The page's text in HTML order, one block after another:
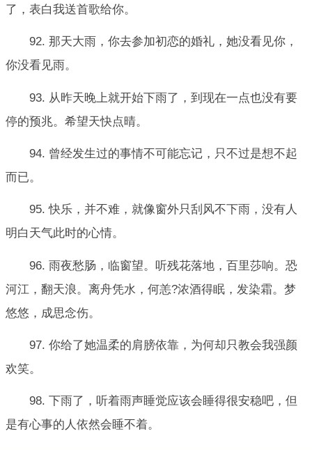
了，表白我送首歌给你。
92. 那天大雨，你去参加初恋的婚礼，她没看见你，
你没看见雨。
93. 从昨天晚上就开始下雨了，到现在一点也没有要
停的预兆。希望天快点晴。
94. 曾经发生过的事情不可能忘记，只不过是想不起
而已。
95. 快乐，并不难，就像窗外只刮风不下雨，没有人
明白天气此时的心情。
96. 雨夜愁肠，临窗望。听残花落地，百里莎响。恐
河江，翻天浪。离舟凭水，何恙?浓酒得眠，发染霜。梦
悠悠，成思念伤。
97. 你给了她温柔的肩膀依靠，为何却只教会我强颜
欢笑。
98. 下雨了，听着雨声睡觉应该会睡得很安稳吧，但
是有心事的人依然会睡不着。